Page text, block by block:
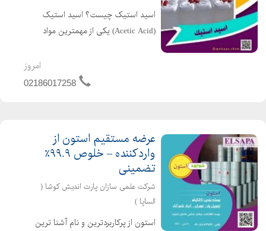
اسید استیک چیست؟ اسید استیک
(Acetic Acid) یکی از مهمترین مواد
به دلیل خاصیت اسیدی، حلالیت بالا و
واکنشپذیری، کاربرد گستردهای در
امروز
02186017258
عرضه مستقیم استون از
واردکننده – خلوص ۹۹.۹٪
تضمینی
شرکت علمی سازان پارت اندیش کوشا (
الساپا )
استون از پرکاربردترین و نام آشنا ترین